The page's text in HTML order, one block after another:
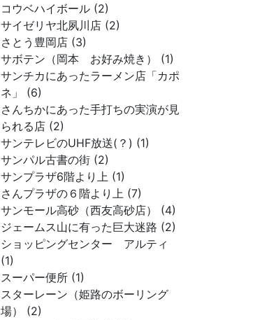
コウベハイボール (2)
サイゼリヤ北夙川店 (2)
さとう豊岡店 (3)
サボテン（岡本 お好み焼き） (1)
サンチカにあったラーメン店「カポ
ネ」 (6)
さんちかにあった手打ちの実演が見
られる店 (2)
サンテレビのUHF放送(？) (1)
サンパル古書の街 (2)
サンプラザ6階より上 (1)
さんプラザの６階より上 (7)
サンモール高砂（西友高砂店） (4)
ジェームス山に有った巨大迷路 (2)
ショッピングセンター アルティ
(1)
スーパー便所 (1)
スターレーン（姫路のボーリング
場） (2)